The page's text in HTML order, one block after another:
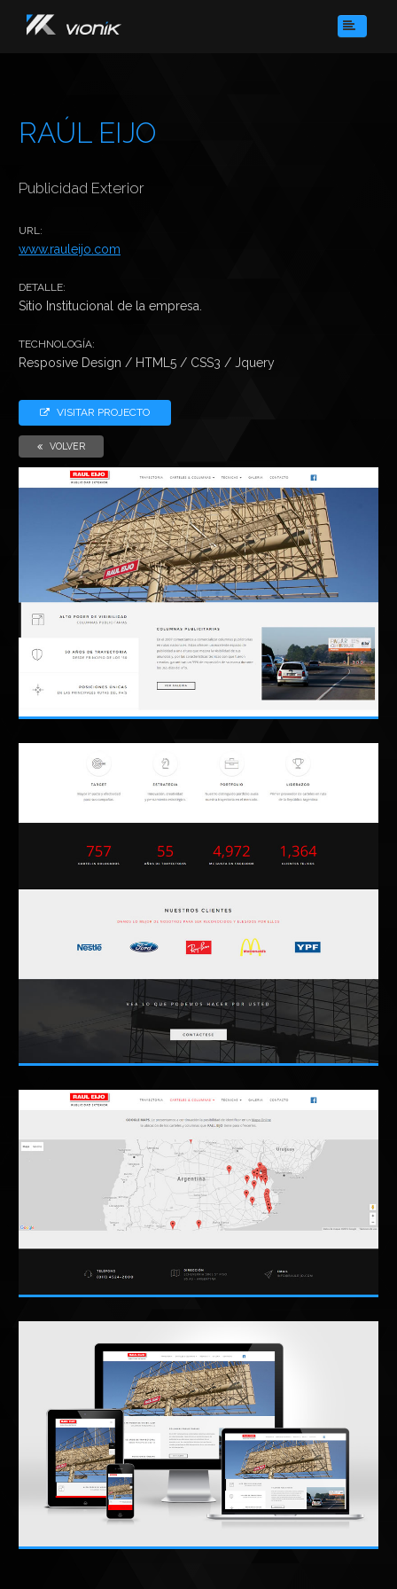
PORTFOLIO
RAÚL EIJO
Publicidad Exterior
URL:
www.rauleijo.com
DETALLE:
Sitio Institucional de la empresa.
TECHNOLOGÍA:
Resposive Design / HTML5 / CSS3 / Jquery
VISITAR PROJECTO
VOLVER